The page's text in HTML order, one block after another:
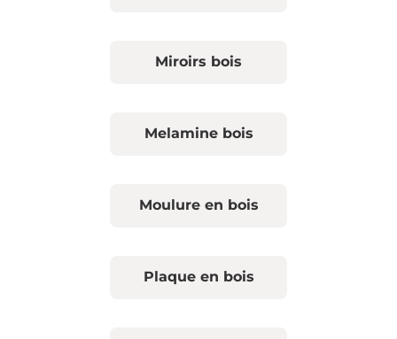
Miroirs bois
Melamine bois
Moulure en bois
Plaque en bois